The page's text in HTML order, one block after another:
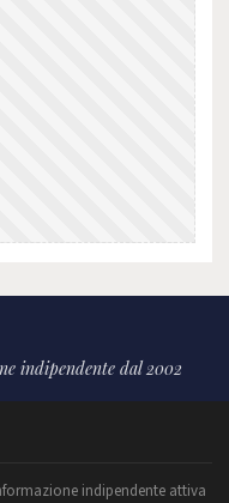
indipendente dal 2002
indipendente attiva